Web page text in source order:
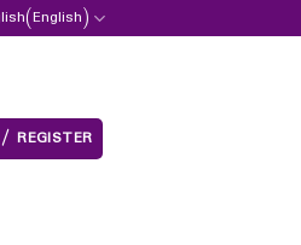
(English)
REGISTER